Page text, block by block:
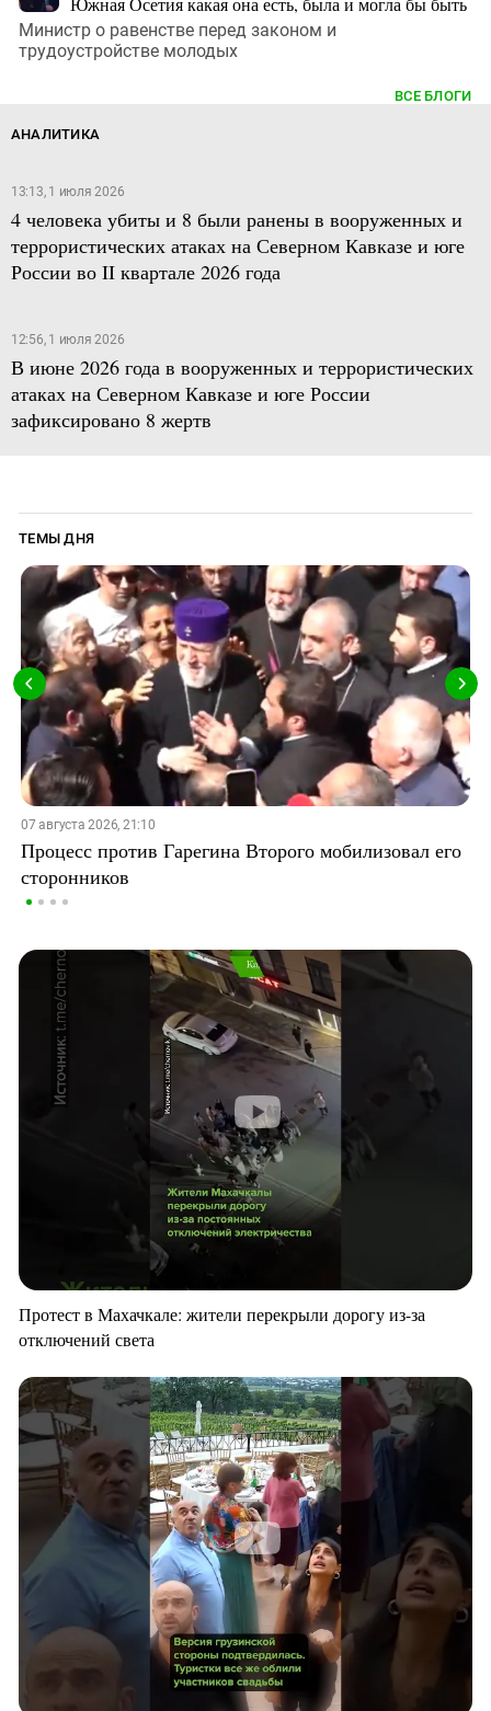
Министр о равенстве перед законом и
трудоустройстве молодых
ВСЕ БЛОГИ
АНАЛИТИКА
13:13, 1 июля 2026
4 человека убиты и 8 были ранены в вооруженных и
террористических атаках на Северном Кавказе и юге
России во II квартале 2026 года
12:56, 1 июля 2026
В июне 2026 года в вооруженных и террористических
атаках на Северном Кавказе и юге России
зафиксировано 8 жертв
ТЕМЫ ДНЯ
07 августа 2026, 21:10
Процесс против Гарегина Второго мобилизовал его
сторонников
Протест в Махачкале: жители перекрыли дорогу из-за
отключений света